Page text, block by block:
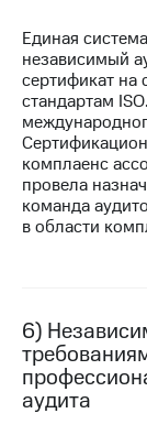
Рынок
акций
акций
о
Единая
независимый
сертификат на
стандартам
комплаенс
провела
команда
в области
6)
аудита